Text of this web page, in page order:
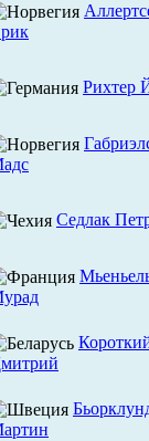
Рихтер
Седлак